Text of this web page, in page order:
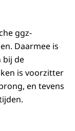
ggz-
Daarmee is
bij de
is voorzitter
en tevens
van de Viersprong -2